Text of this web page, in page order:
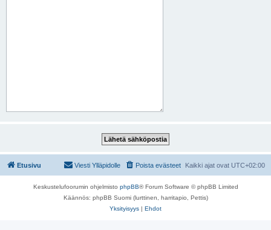
Etusivu Kaikki ajat ovat UTC+02:00
Poista evästeet
Viesti Ylläpidolle
Keskustelufoorumin ohjelmisto phpBB® Forum Software © phpBB Limited
Käännös: phpBB Suomi (lurttinen, harritapio, Pettis)
Yksityisyys | Ehdot